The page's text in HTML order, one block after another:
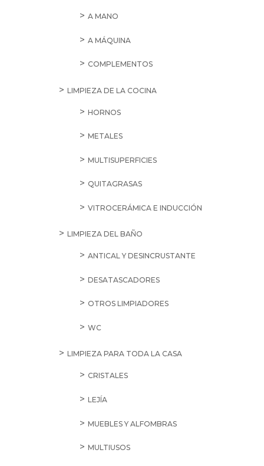
A MANO
A MÁQUINA
COMPLEMENTOS
LIMPIEZA DE LA COCINA
HORNOS
METALES
MULTISUPERFICIES
QUITAGRASAS
VITROCERÁMICA E INDUCCIÓN
LIMPIEZA DEL BAÑO
ANTICAL Y DESINCRUSTANTE
DESATASCADORES
OTROS LIMPIADORES
WC
LIMPIEZA PARA TODA LA CASA
CRISTALES
LEJÍA
MUEBLES Y ALFOMBRAS
MULTIUSOS